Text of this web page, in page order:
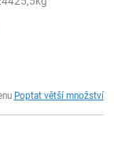
Poptat větší množství